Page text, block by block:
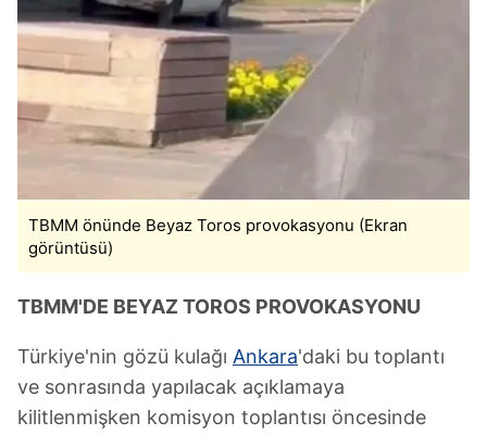
TBMM önünde Beyaz Toros provokasyonu (Ekran
görüntüsü)
TBMM'DE BEYAZ TOROS PROVOKASYONU
Türkiye'nin gözü kulağı Ankara'daki bu toplantı
ve sonrasında yapılacak açıklamaya
kilitlenmişken komisyon toplantısı öncesinde